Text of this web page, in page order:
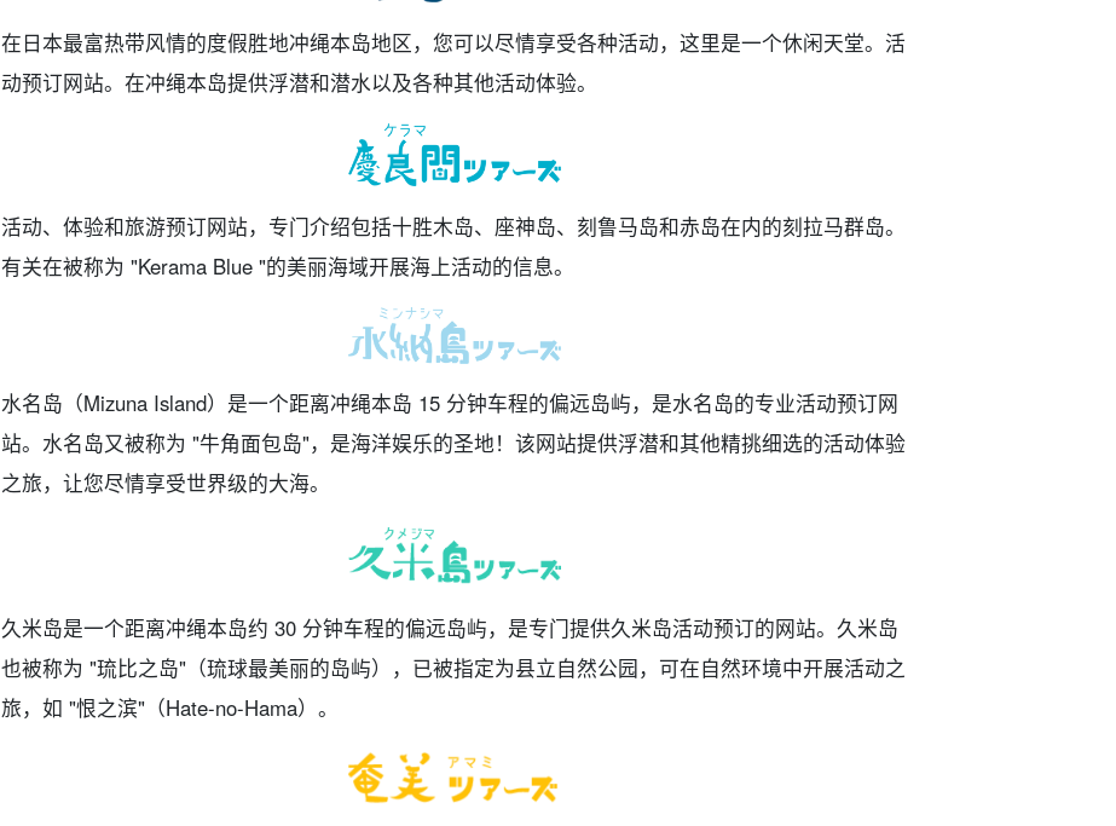
在日本最富热带风情的度假胜地冲绳本岛地区，您可以尽情享受各种活动，这里是一个休闲天堂。 活
动预订网站。在冲绳本岛提供浮潜和潜水以及各种其他活动体验。
活动、体验和旅游预订网站，专门介绍包括十胜木岛、座神岛、刻鲁马岛和赤岛在内的刻拉马群岛。
有关在被称为 "Kerama Blue "的美丽海域开展海上活动的信息。
水名岛（Mizuna Island）是一个距离冲绳本岛 15 分钟车程的偏远岛屿，是水名岛的专业活动预订网
站。水名岛又被称为 "牛角面包岛"，是海洋娱乐的圣地！该网站提供浮潜和其他精挑细选的活动体验
之旅，让您尽情享受世界级的大海。
久米岛是一个距离冲绳本岛约 30 分钟车程的偏远岛屿，是专门提供久米岛活动预订的网站。久米岛
也被称为 "琉比之岛"（琉球最美丽的岛屿），已被指定为县立自然公园，可在自然环境中开展活动之
旅，如 "恨之滨"（Hate-no-Hama）。